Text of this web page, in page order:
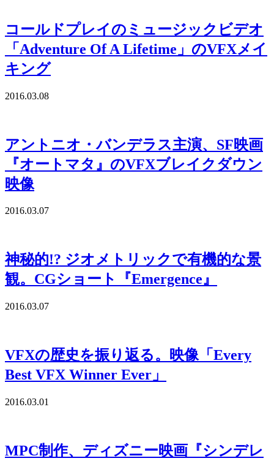
コールドプレイのミュージックビデオ
「Adventure Of A Lifetime」のVFXメイ
キング
2016.03.08
アントニオ・バンデラス主演、SF映画
『オートマタ』のVFXブレイクダウン
映像
2016.03.07
神秘的!? ジオメトリックで有機的な景
観。CGショート『Emergence』
2016.03.07
VFXの歴史を振り返る。映像「Every
Best VFX Winner Ever」
2016.03.01
MPC制作、ディズニー映画『シンデレ